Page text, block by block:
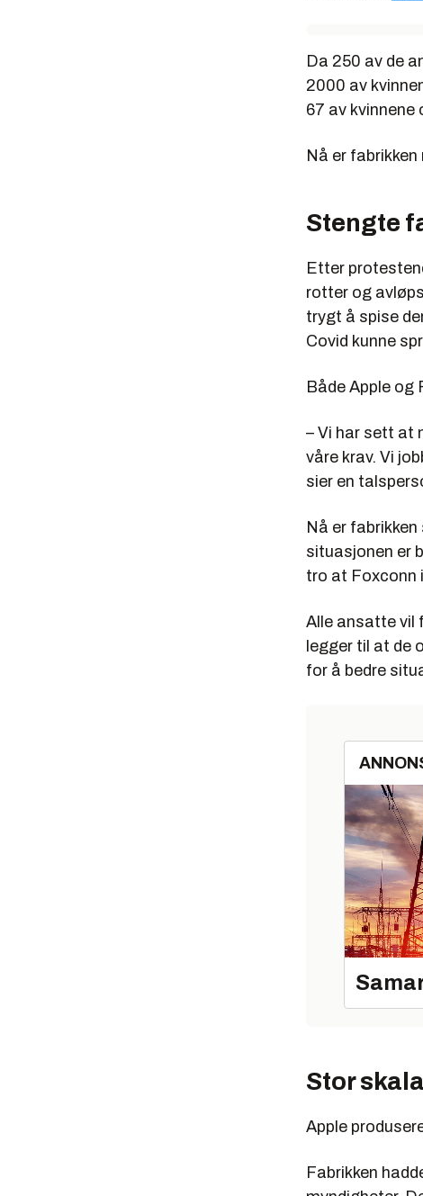
Da 250 av de
2000 av
67 av
Nå er
Stengte
Etter
rotter og
trygt å spise
Covid kunne
Både Apple og
– Vi har sett at
våre krav. Vi
sier en
Nå er
situasjonen er
tro at Foxconn
Alle ansatte vil
legger til at de
for å bedre
Stor skala
Apple
Fabrikken